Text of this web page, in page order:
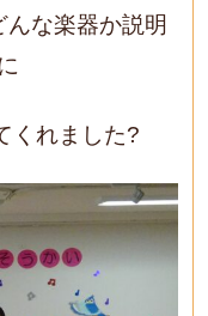
な楽器か説明
くれました?